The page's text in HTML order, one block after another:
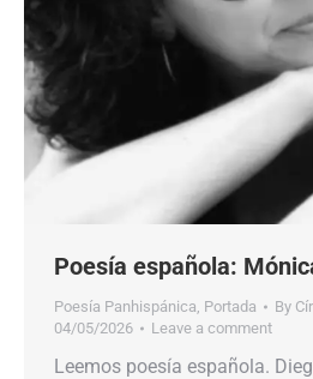
Poesía española:
Poesía Panhispánica, Portada By
04/05/2026
Leave a comment
Leemos poesía española.